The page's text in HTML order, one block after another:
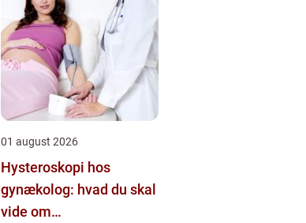
01 august 2026
Hysteroskopi hos
gynækolog: hvad du skal
vide om